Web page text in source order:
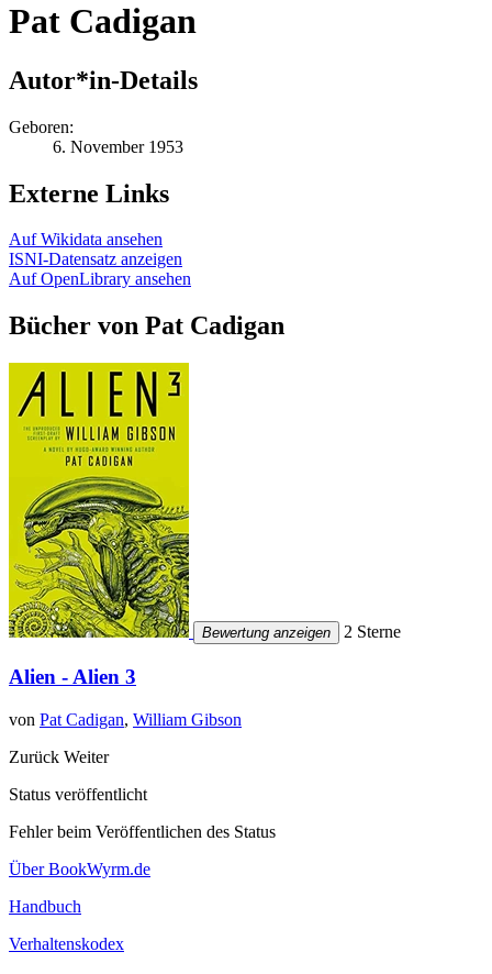
Pat Cadigan
Autor*in-Details
Geboren:
6. November 1953
Externe Links
Auf Wikidata ansehen
ISNI-Datensatz anzeigen
Auf OpenLibrary ansehen
Bücher von Pat Cadigan
Bewertung anzeigen 2 Sterne
Alien - Alien 3
von Pat Cadigan, William Gibson
Zurück Weiter
Status veröffentlicht
Fehler beim Veröffentlichen des Status
Über BookWyrm.de
Handbuch
Verhaltenskodex